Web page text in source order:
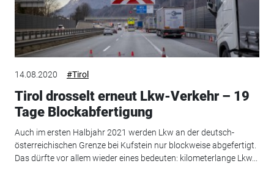
14.08.2020 #Tirol
Tirol drosselt erneut Lkw-Verkehr – 19
Tage Blockabfertigung
Auch im ersten Halbjahr 2021 werden Lkw an der deutsch-
österreichischen Grenze bei Kufstein nur blockweise abgefertigt.
Das dürfte vor allem wieder eines bedeuten: kilometerlange Lkw...